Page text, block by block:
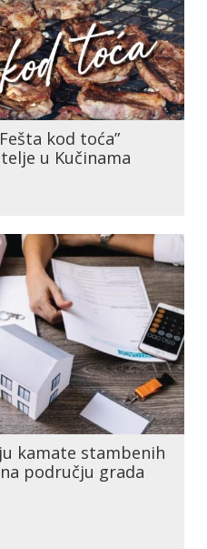
kod toća”
u Kučinama
kamate stambenih
području grada